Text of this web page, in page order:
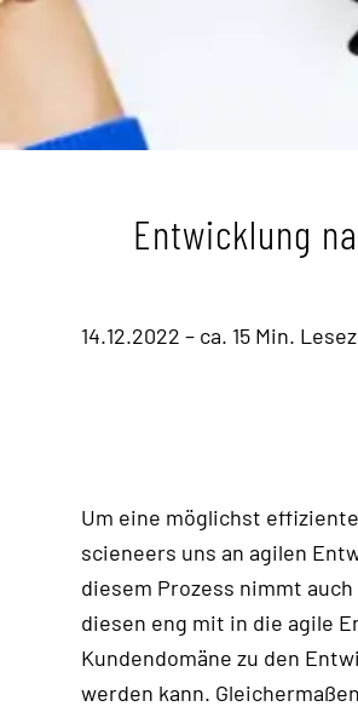
Entwicklung
14.12.2022 – ca. 15 Min.
Um eine möglichst
scieneers uns an agilen
diesem Prozess nimmt
diesen eng mit in die agile
Kundendomäne zu den
werden kann.